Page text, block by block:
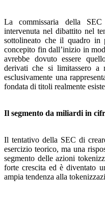
La commissaria della SEC
intervenuta nel dibattito nel
sottolineato che il quadro in
concepito fin dall’inizio in
avrebbe dovuto essere
derivati che si limitassero a
esclusivamente una
fondata di titoli realmente
Il segmento da miliardi in
Il tentativo della SEC di
esercizio teorico, ma una
segmento delle azioni
forte crescita ed è diventato
ampia tendenza alla